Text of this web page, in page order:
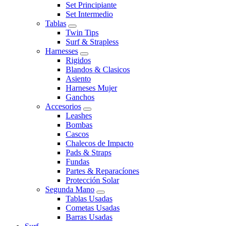
Set Principiante
Set Intermedio
Tablas
Twin Tips
Surf & Strapless
Harnesses
Rigidos
Blandos & Clasicos
Asiento
Harneses Mujer
Ganchos
Accesorios
Leashes
Bombas
Cascos
Chalecos de Impacto
Pads & Straps
Fundas
Partes & Reparacíones
Protección Solar
Segunda Mano
Tablas Usadas
Cometas Usadas
Barras Usadas